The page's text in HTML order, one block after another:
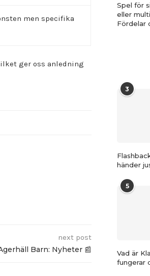
men specifika
ger oss anledning
next post
Barn: Nyheter 📰
Spel för
eller
Fördelar
3
händer
5
Vad är
fungerar